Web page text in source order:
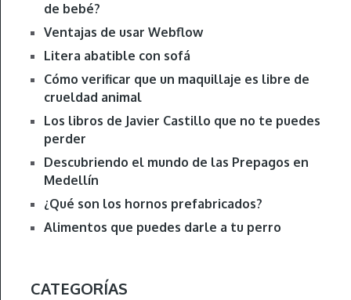
de bebé?
Ventajas de usar Webflow
Litera abatible con sofá
Cómo verificar que un maquillaje es libre de
crueldad animal
Los libros de Javier Castillo que no te puedes
perder
Descubriendo el mundo de las Prepagos en
Medellín
¿Qué son los hornos prefabricados?
Alimentos que puedes darle a tu perro
CATEGORÍAS